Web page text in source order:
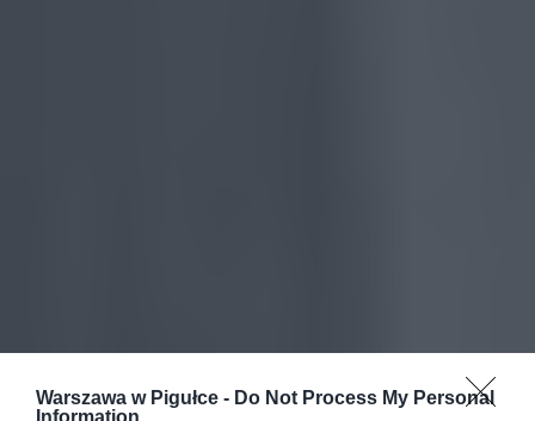
Warszawa w Pigułce - Do Not Process My Personal
Information